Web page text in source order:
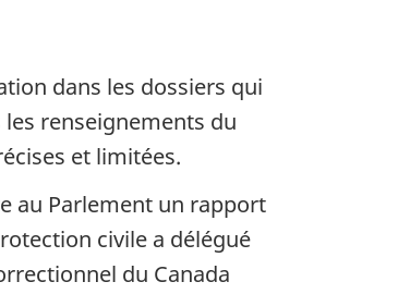
dans les dossiers qui
renseignements du
et limitées.
au Parlement un rapport
civile a délégué
du Canada